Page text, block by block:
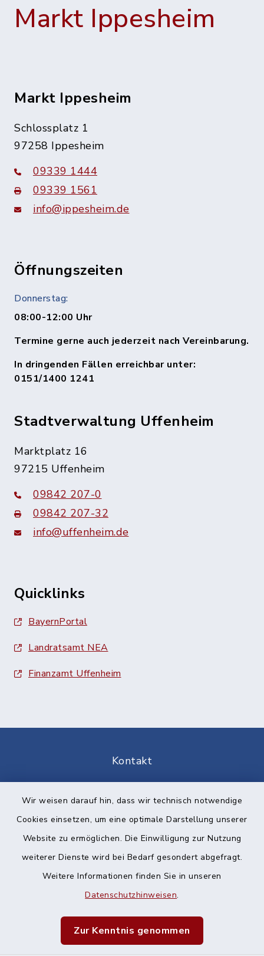
Wir weisen darauf hin, dass wir technisch notwendige
Cookies einsetzen, um eine optimale Darstellung unserer
Website zu ermöglichen. Die Einwilligung zur Nutzung
weiterer Dienste wird bei Bedarf gesondert abgefragt.
Weitere Informationen finden Sie in unseren
Datenschutzhinweisen.
Zur Kenntnis genommen
Markt Ippesheim
Markt Ippesheim
Schlossplatz 1
97258 Ippesheim
09339 1444
09339 1561
info@ippesheim.de
Öffnungszeiten
Donnerstag:
08:00-12:00 Uhr
Termine gerne auch jederzeit nach Vereinbarung.
In dringenden Fällen erreichbar unter:
0151/1400 1241
Stadtverwaltung Uffenheim
Marktplatz 16
97215 Uffenheim
09842 207-0
09842 207-32
info@uffenheim.de
Quicklinks
BayernPortal
Landratsamt NEA
Finanzamt Uffenheim
Kontakt
Datenschutz
Impressum
Sitemap
Cookie-Einstellungen